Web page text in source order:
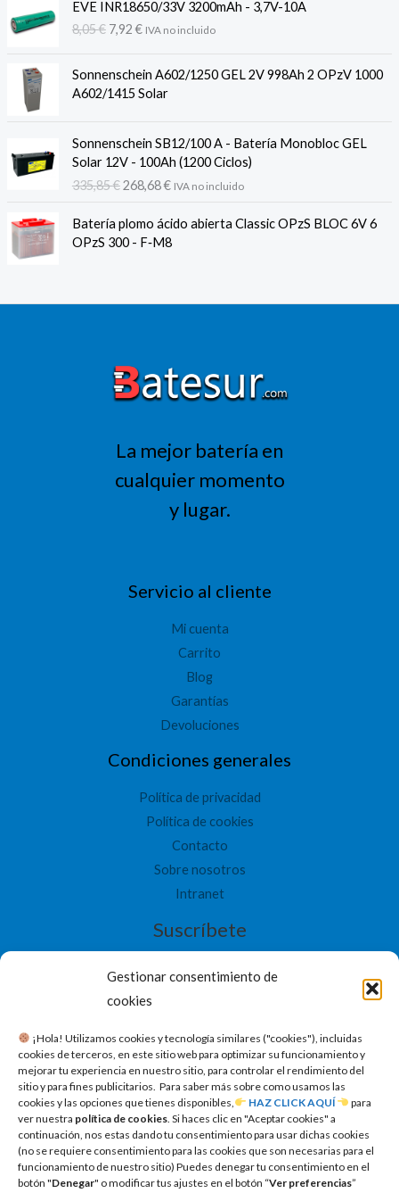
Gestionar consentimiento de
cookies
​ ¡Hola! Utilizamos cookies y tecnología similares ("cookies"), incluidas
cookies de terceros, en este sitio web para optimizar su funcionamiento y
mejorar tu experiencia en nuestro sitio, para controlar el rendimiento del
sitio y para fines publicitarios. Para saber más sobre como usamos las
cookies y las opciones que tienes disponibles,
HAZ CLICK AQUÍ
para
ver nuestra política de cookies. Si haces clic en "Aceptar cookies" a
continuación, nos estas dando tu consentimiento para usar dichas cookies
(no se requiere consentimiento para las cookies que son necesarias para el
funcionamiento de nuestro sitio) Puedes denegar tu consentimiento en el
botón "Denegar" o modificar tus ajustes en el botón “Ver preferencias”
original
era:
actual
es:
EVE INR18650/33V 3200mAh - 3,7V-10A
8,05€ El
original
era:
8,05 €.
7,92€El
actual
es:
7,92 €.
IVA no incluido
Sonnenschein A602/1250 GEL 2V 998Ah 2 OPzV 1000
A602/1415 Solar
Sonnenschein SB12/100 A - Batería Monobloc GEL
Solar 12V - 100Ah (1200 Ciclos)
335,85€El
original
era:
268,68€El
actual
es:
IVA no incluido
Batería plomo ácido abierta Classic OPzS BLOC 6V 6
OPzS 300 - F‐M8
La mejor batería en
cualquier momento
y lugar.
Servicio al cliente
Mi cuenta
Carrito
Blog
Garantías
Devoluciones
Condiciones generales
Política de privacidad
Política de cookies
Contacto
Sobre nosotros
Intranet
Suscríbete
SUSCRIBETE